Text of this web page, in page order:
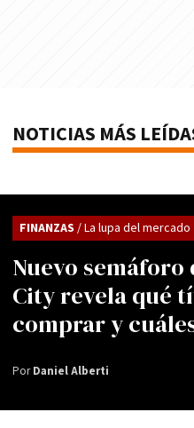
NOTICIAS MÁS
Nuevo semáforo
City revela qué
comprar y
FINANZAS / La lupa del mercado
PorDaniel Alberti